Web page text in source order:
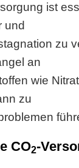
ist
und
zu
an
wie
zu
CO2-